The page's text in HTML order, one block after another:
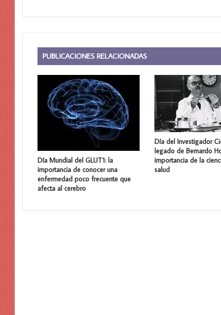
PUBLICACIONES RELACIONADAS
Día Mundial del GLUT1: la
importancia de conocer una
enfermedad poco frecuente que
afecta al cerebro
Día del Investigador
legado de Bernardo
importancia de la
salud